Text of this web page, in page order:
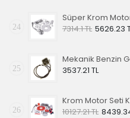
24
Süper Krom Motor
7314.1 TL 5626.23
25
3537.21 TL
26
10127.21 TL